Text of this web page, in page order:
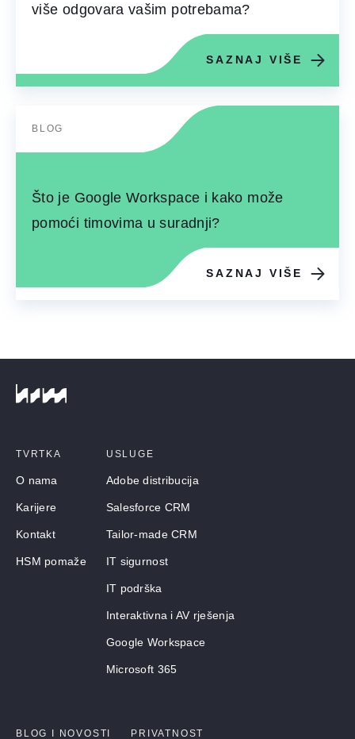
više odgovara vašim potrebama?
SAZNAJ VIŠE
BLOG
Što je Google Workspace i kako može
pomoći timovima u suradnji?
SAZNAJ VIŠE
TVRTKA
O nama
Karijere
Kontakt
HSM pomaže
USLUGE
Adobe distribucija
Salesforce CRM
Tailor-made CRM
IT sigurnost
IT podrška
Interaktivna i AV rješenja
Google Workspace
Microsoft 365
BLOG I NOVOSTI PRIVATNOST